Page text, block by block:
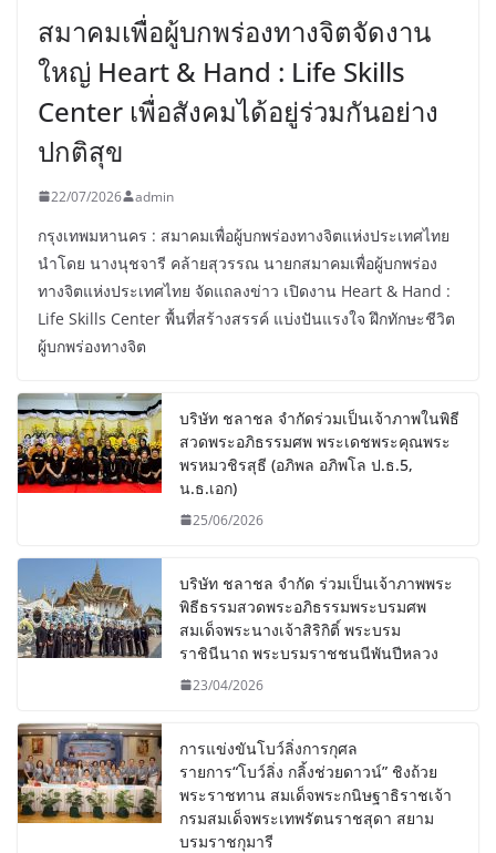
สมาคมเพื่อผู้บกพร่องทางจิตจัดงาน
ใหญ่ Heart & Hand : Life Skills
Center เพื่อสังคมได้อยู่ร่วมกันอย่าง
ปกติสุข
22/07/2026 admin
กรุงเทพมหานคร : สมาคมเพื่อผู้บกพร่องทางจิตแห่งประเทศไทย
นำโดย นางนุชจารี คล้ายสุวรรณ นายกสมาคมเพื่อผู้บกพร่อง
ทางจิตแห่งประเทศไทย จัดแถลงข่าว เปิดงาน Heart & Hand :
Life Skills Center พื้นที่สร้างสรรค์ แบ่งปันแรงใจ ฝึกทักษะชีวิต
ผู้บกพร่องทางจิต
บริษัท ชลาชล จำกัดร่วมเป็นเจ้าภาพในพิธี
สวดพระอภิธรรมศพ พระเดชพระคุณพระ
พรหมวชิรสุธี (อภิพล อภิพโล ป.ธ.5,
น.ธ.เอก)
25/06/2026
บริษัท ชลาชล จำกัด ร่วมเป็นเจ้าภาพพระ
พิธีธรรมสวดพระอภิธรรมพระบรมศพ
สมเด็จพระนางเจ้าสิริกิติ์ พระบรม
ราชินีนาถ พระบรมราชชนนีพันปีหลวง
23/04/2026
การแข่งขันโบว์ลิ่งการกุศล
รายการ“โบว์ลิ่ง กลิ้งช่วยดาวน์” ชิงถ้วย
พระราชทาน สมเด็จพระกนิษฐาธิราชเจ้า
กรมสมเด็จพระเทพรัตนราชสุดา สยาม
บรมราชกุมารี